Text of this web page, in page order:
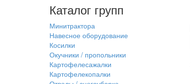
Каталог групп
Минитрактора
Навесное оборудование
Косилки
Окучники / пропольники
Картофелесажалки
Картофелекопалки